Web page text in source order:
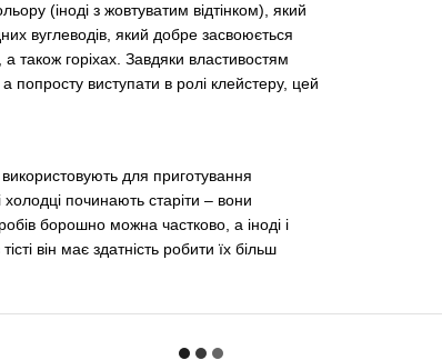
(іноді з жовтуватим відтінком), який
вуглеводів, який добре засвоюється
також горіхах. Завдяки властивостям
попросту виступати в ролі клейстеру, цей
для приготування
холодці починають старіти – вони
борошно можна частково, а іноді і
він має здатність робити їх більш